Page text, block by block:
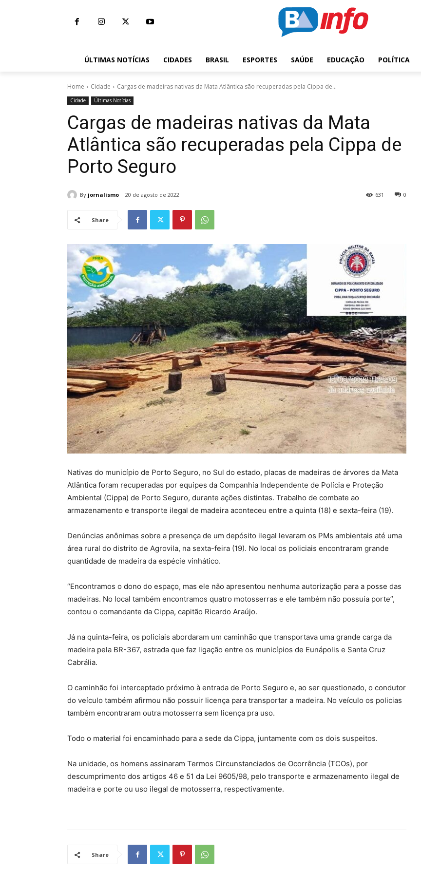
ÚLTIMAS NOTÍCIAS CIDADES BRASIL ESPORTES SAÚDE EDUCAÇÃO POLÍTICA
Home Cidade Cargas de madeiras nativas da Mata Atlântica são recuperadas pela Cippa de...
Cidade Últimas Notícias
Cargas de madeiras nativas da Mata
Atlântica são recuperadas pela Cippa de
Porto Seguro
By jornalismo 20 de agosto de 2022 0
631
Share
Nativas do município de Porto Seguro, no Sul do estado, placas de madeiras de árvores da Mata
Atlântica foram recuperadas por equipes da Companhia Independente de Polícia e Proteção
Ambiental (Cippa) de Porto Seguro, durante ações distintas. Trabalho de combate ao
armazenamento e transporte ilegal de madeira aconteceu entre a quinta (18) e sexta-feira (19).
Denúncias anônimas sobre a presença de um depósito ilegal levaram os PMs ambientais até uma
área rural do distrito de Agrovila, na sexta-feira (19). No local os policiais encontraram grande
quantidade de madeira da espécie vinhático.
“Encontramos o dono do espaço, mas ele não apresentou nenhuma autorização para a posse das
madeiras. No local também encontramos quatro motosserras e ele também não possuía porte”,
contou o comandante da Cippa, capitão Ricardo Araújo.
Já na quinta-feira, os policiais abordaram um caminhão que transportava uma grande carga da
madeira pela BR-367, estrada que faz ligação entre os municípios de Eunápolis e Santa Cruz
Cabrália.
O caminhão foi interceptado próximo à entrada de Porto Seguro e, ao ser questionado, o condutor
do veículo também afirmou não possuir licença para transportar a madeira. No veículo os policias
também encontraram outra motosserra sem licença pra uso.
Todo o material foi encaminhado para a sede da Cippa, juntamente com os dois suspeitos.
Na unidade, os homens assinaram Termos Circunstanciados de Ocorrência (TCOs), por
descumprimento dos artigos 46 e 51 da Lei 9605/98, pelo transporte e armazenamento ilegal de
madeira e porte ou uso ilegal de motosserra, respectivamente.
Share